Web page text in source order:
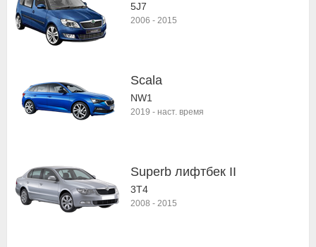
5J7
2006 - 2015
Scala
NW1
2019 - наст. время
Superb лифтбек II
3T4
2008 - 2015